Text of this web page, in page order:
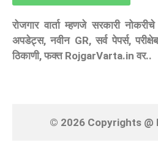
रोजगार वार्ता म्हणजे सरकारी
अपडेट्स, नवीन GR, सर्व पेपर्स,
ठिकाणी, फक्त RojgarVarta.in वर..
© 2026 Copyrights @